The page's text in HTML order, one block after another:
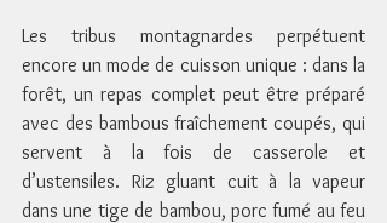
Les tribus montagnardes perpétuent
encore un mode de cuisson unique : dans la
forêt, un repas complet peut être préparé
avec des bambous fraîchement coupés, qui
servent à la fois de casserole et
d’ustensiles. Riz gluant cuit à la vapeur
dans une tige de bambou, porc fumé au feu